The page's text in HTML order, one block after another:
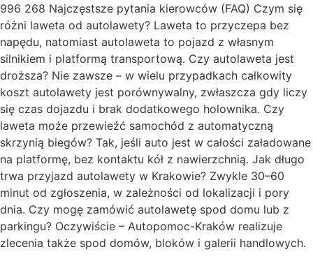
996 268 Najczęstsze pytania kierowców (FAQ) Czym się
różni laweta od autolawety? Laweta to przyczepa bez
napędu, natomiast autolaweta to pojazd z własnym
silnikiem i platformą transportową. Czy autolaweta jest
droższa? Nie zawsze – w wielu przypadkach całkowity
koszt autolawety jest porównywalny, zwłaszcza gdy liczy
się czas dojazdu i brak dodatkowego holownika. Czy
laweta może przewieźć samochód z automatyczną
skrzynią biegów? Tak, jeśli auto jest w całości załadowane
na platformę, bez kontaktu kół z nawierzchnią. Jak długo
trwa przyjazd autolawety w Krakowie? Zwykle 30–60
minut od zgłoszenia, w zależności od lokalizacji i pory
dnia. Czy mogę zamówić autolawetę spod domu lub z
parkingu? Oczywiście – Autopomoc-Kraków realizuje
zlecenia także spod domów, bloków i galerii handlowych.